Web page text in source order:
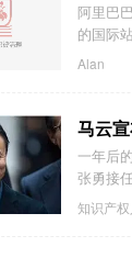
阿里巴
的国际
Alan
马云
一年后
张勇接任
知识产权